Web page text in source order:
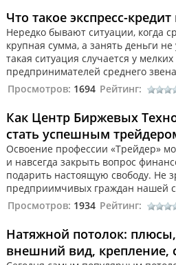
Что такое экспресс-
Нередко бывают ситуации, когда
крупная сумма, а занять деньги
такая ситуация случается у
предпринимателей среднего
Просмотров: 1694 Рейтинг:
Как Центр Биржевых
стать успешным
Освоение профессии «Трейдер»
и навсегда закрыть вопрос
подарить настоящую свободу. Не
предприимчивых граждан нашей
Просмотров: 1934 Рейтинг:
Натяжной потолок:
внешний вид, крепление,